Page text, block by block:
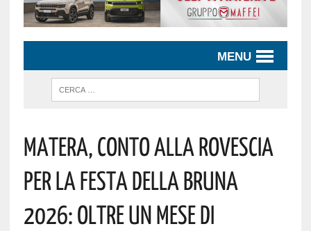
MENU
Matera, Conto Alla Rovescia
Per La Festa Della Bruna
2026: Oltre Un Mese Di